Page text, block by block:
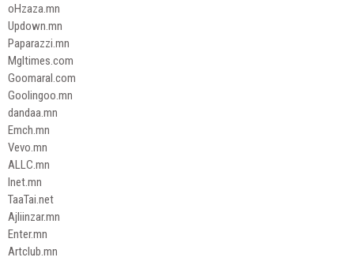
oHzaza.mn
Updown.mn
Paparazzi.mn
Mgltimes.com
Goomaral.com
Goolingoo.mn
dandaa.mn
Emch.mn
Vevo.mn
ALLC.mn
Inet.mn
TaaTai.net
Ajliinzar.mn
Enter.mn
Artclub.mn